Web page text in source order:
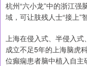
杭州“六小龙”中的浙江
域，可让肢残人士“接上”
上海在侵入式、半侵入式
成立不足5年的上海脑虎
位癫痫患者脑中植入自